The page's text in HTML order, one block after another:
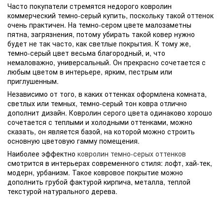
Часто покупатели стремятся недорого ковролин
коммерческий темно-серый купить, поскольку такой оттенок
очень практичен. На темно-сером цвете малозаметны
пятна, загрязнения, потому убирать такой ковер нужно
будет не так часто, как светлые покрытия. К тому же,
темно-серый цвет весьма благородный, и, что
немаловажно, универсальный. Он прекрасно сочетается с
любым цветом в интерьере, ярким, пестрым или
приглушенным.
Независимо от того, в каких оттенках оформлена комната,
светлых или темных, темно-серый тон ковра отлично
дополнит дизайн. Ковролин серого цвета одинаково хорошо
сочетается с теплыми и холодными оттенками, можно
сказать, он является базой, на которой можно строить
основную цветовую гамму помещения.
Наиболее эффектно ковролин темно-серых оттенков
смотрится в интерьерах современного стиля: лофт, хай-тек,
модерн, урбанизм. Такое ковровое покрытие можно
дополнить грубой фактурой кирпича, металла, теплой
текстурой натурального дерева.